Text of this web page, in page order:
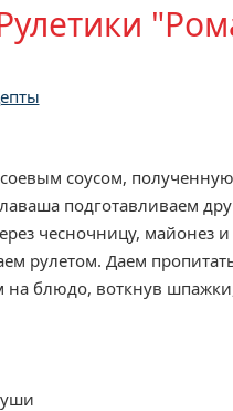
соусом,
подготавливаем
чесночницу, майонез
рулетом. Даем
блюдо, воткнув